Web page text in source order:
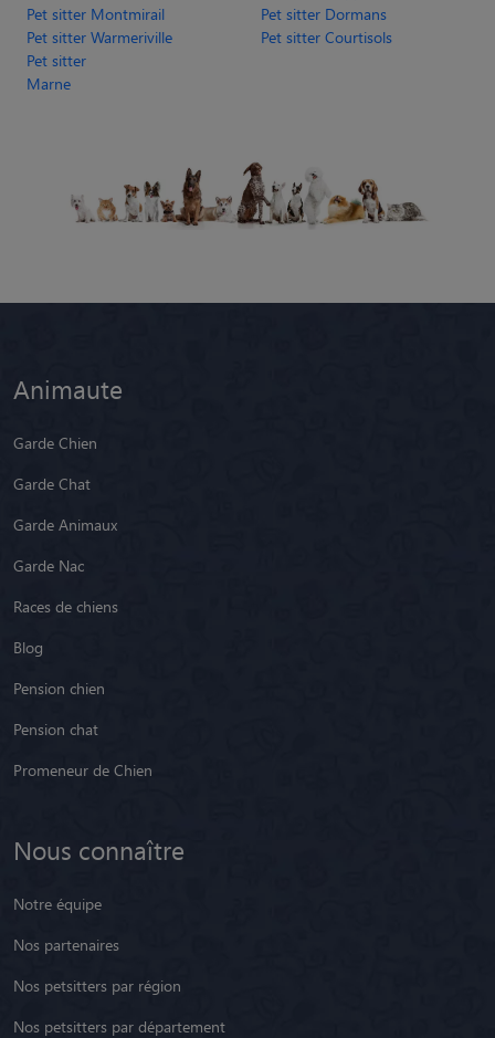
Pet sitter Montmirail
Pet sitter Dormans
Pet sitter Warmeriville
Pet sitter Courtisols
Pet sitter
Marne
Animaute
Garde Chien
Garde Chat
Garde Animaux
Garde Nac
Races de chiens
Blog
Pension chien
Pension chat
Promeneur de Chien
Nous connaître
Notre équipe
Nos partenaires
Nos petsitters par région
Nos petsitters par département